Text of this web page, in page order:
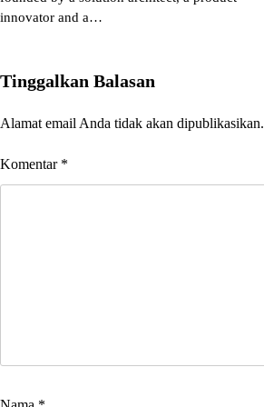
innovator and a…
Tinggalkan Balasan
Alamat email Anda tidak akan dipublikasikan.
Komentar *